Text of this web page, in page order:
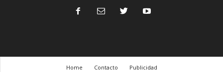
Home Contacto Publicidad